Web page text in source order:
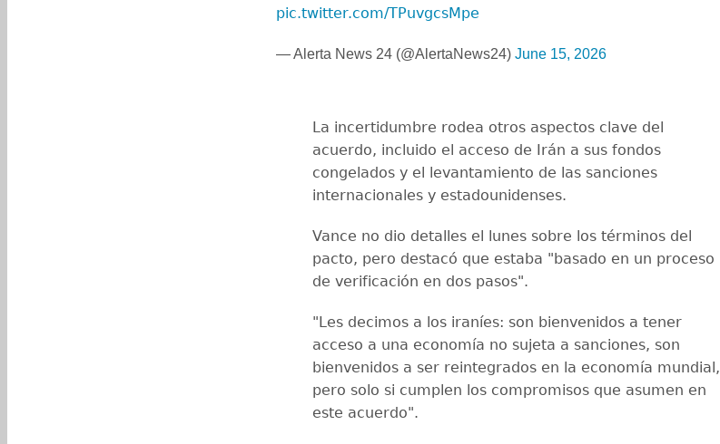
pic.twitter.com/TPuvgcsMpe
— Alerta News 24 (@AlertaNews24) June 15, 2026
La incertidumbre rodea otros aspectos clave del
acuerdo, incluido el acceso de Irán a sus fondos
congelados y el levantamiento de las sanciones
internacionales y estadounidenses.
Vance no dio detalles el lunes sobre los términos del
pacto, pero destacó que estaba "basado en un proceso
de verificación en dos pasos".
"Les decimos a los iraníes: son bienvenidos a tener
acceso a una economía no sujeta a sanciones, son
bienvenidos a ser reintegrados en la economía mundial,
pero solo si cumplen los compromisos que asumen en
este acuerdo".